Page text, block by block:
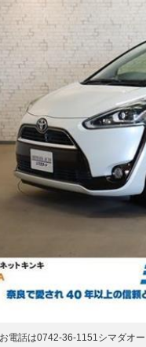
電話は0742-36-1151シマダオ